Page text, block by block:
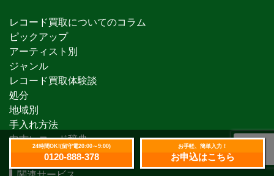
レコード買取についてのコラム
ピックアップ
アーティスト別
ジャンル
レコード買取体験談
処分
地域別
手入れ方法
中古レコード辞典
24時間OK!(留守電20:00～9:00)
0120-888-378
お手軽、簡単入力！
お申込はこちら